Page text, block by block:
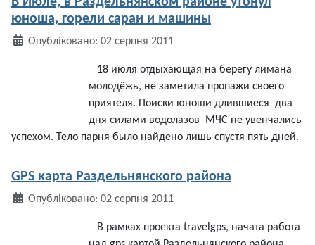
юноша, горели сараи и машины
ДеталіОпубліковано: 02 серпня 2011
18 июля отдыхающая на берегу лимана
молодёжь, не заметила пропажи своего
приятеля. Поиски юноши длившиеся два
дня силами водолазов МЧС не увенчались
успехом. Тело парня было найдено лишь спустя пять дней.
GPS карта Раздельнянского района
ДеталіОпубліковано: 02 серпня 2011
В рамках проекта travelgps, начата работа